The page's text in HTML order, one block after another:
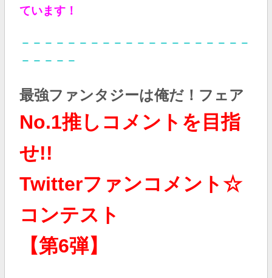
ています！
－－－－－－－－－－－－－－－－－－－－
－－－－－
最強ファンタジーは俺だ！フェア
No.1推しコメントを目指
せ!!
Twitterファンコメント☆
コンテスト
【第6弾】